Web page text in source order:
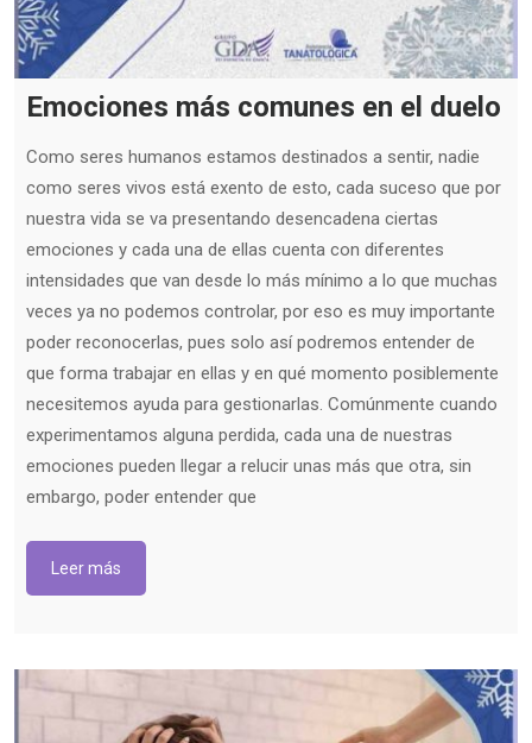
Emociones más comunes en el duelo
Como seres humanos estamos destinados a sentir, nadie
como seres vivos está exento de esto, cada suceso que por
nuestra vida se va presentando desencadena ciertas
emociones y cada una de ellas cuenta con diferentes
intensidades que van desde lo más mínimo a lo que muchas
veces ya no podemos controlar, por eso es muy importante
poder reconocerlas, pues solo así podremos entender de
que forma trabajar en ellas y en qué momento posiblemente
necesitemos ayuda para gestionarlas. Comúnmente cuando
experimentamos alguna perdida, cada una de nuestras
emociones pueden llegar a relucir unas más que otra, sin
embargo, poder entender que
Leer más